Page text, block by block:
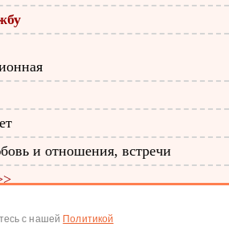
и отношения, встречи
с нашей Политикой